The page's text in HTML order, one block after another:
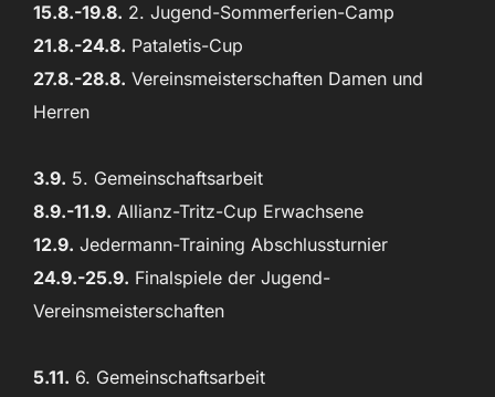
15.8.-19.8. 2. Jugend-Sommerferien-Camp
21.8.-24.8. Pataletis-Cup
27.8.-28.8. Vereinsmeisterschaften Damen und
Herren
3.9. 5. Gemeinschaftsarbeit
8.9.-11.9. Allianz-Tritz-Cup Erwachsene
12.9. Jedermann-Training Abschlussturnier
24.9.-25.9. Finalspiele der Jugend-
Vereinsmeisterschaften
5.11. 6. Gemeinschaftsarbeit